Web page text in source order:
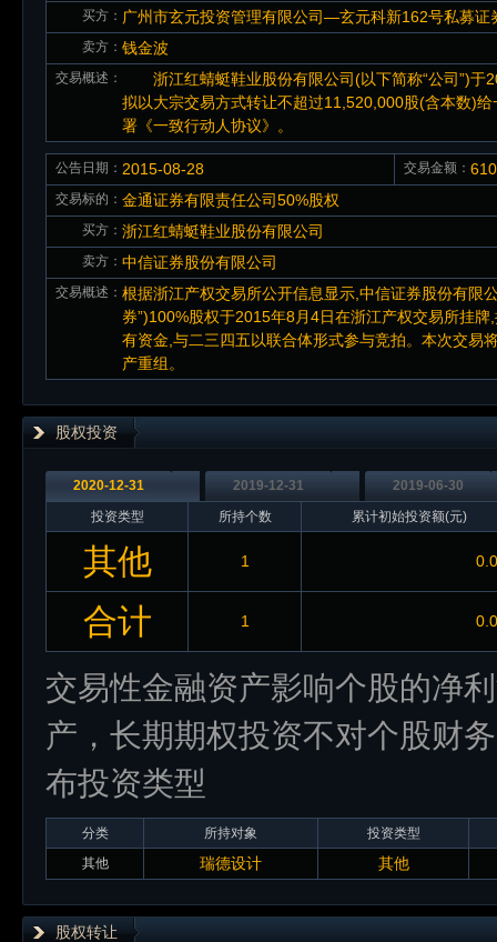
买方： 广州市玄元投资管理有限公司—玄元科新162号私募证
卖方： 钱金波
交易概述：
浙江红蜻蜓鞋业股份有限公司(以下简称“公司”)于
拟以大宗交易方式转让不超过11,520,000股(含本数)
署《一致行动人协议》。
公告日期： 2015-08-28 交易金额：
交易标的： 金通证券有限责任公司50%股权
买方： 浙江红蜻蜓鞋业股份有限公司
卖方： 中信证券股份有限公司
交易概述： 根据浙江产权交易所公开信息显示,中信证券股份有限
券”)100%股权于2015年8月4日在浙江产权交易所挂
有资金,与二三四五以联合体形式参与竞拍。本次交易
产重组。
股权投资
2020-12-31 2019-12-31
2019-06-30
投资类型
所持个数 累计初始投资额(元)
其他 1
合计 1
交易性金融资产影响个股的净
产，长期期权投资不对个股财
布投资类型
分类 所持对象
投资类型
其他
瑞德设计 其他
股权转让